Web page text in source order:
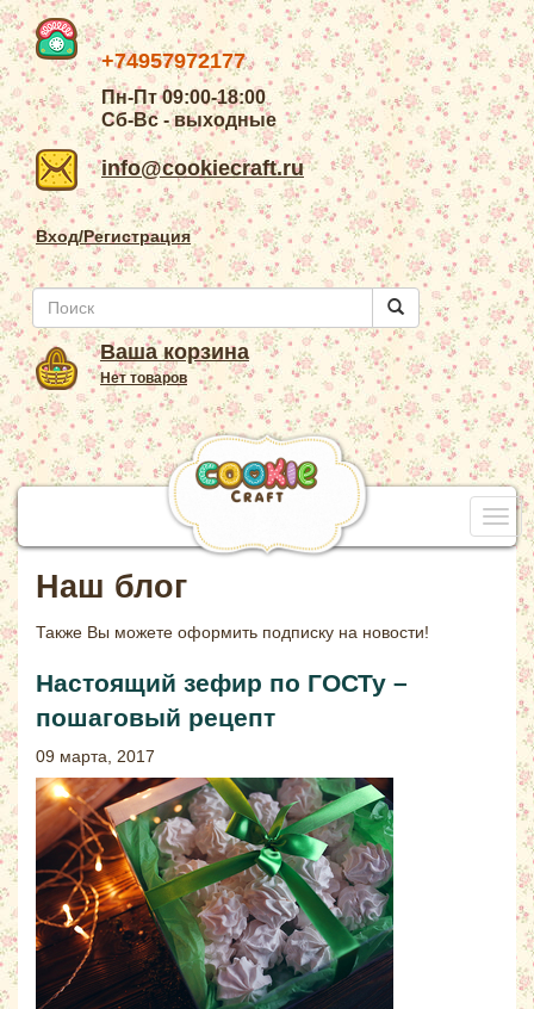
+74957972177
Пн-Пт 09:00-18:00
Сб-Вс - выходные
info@cookiecraft.ru
Вход/Регистрация
Ваша корзина
Нет товаров
Наш блог
Также Вы можете оформить подписку на новости!
Настоящий зефир по ГОСТу –
пошаговый рецепт
09 марта, 2017